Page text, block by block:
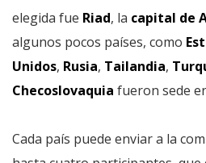
elegida fue Riad, la capital de
algunos pocos países, como
Unidos, Rusia, Tailandia,
Checoslovaquia fueron sede
Cada país puede enviar a la